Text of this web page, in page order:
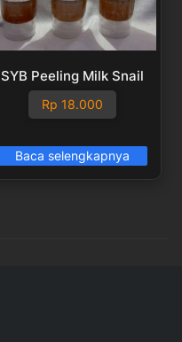
SYB Peeling Milk Snail
Rp 18.000
Baca selengkapnya